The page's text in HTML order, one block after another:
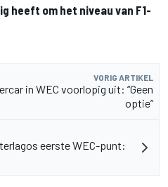
heeft om het niveau van F1-
VORIG ARTIKEL
in WEC voorlopig uit: “Geen
optie”
eerste WEC-punt: